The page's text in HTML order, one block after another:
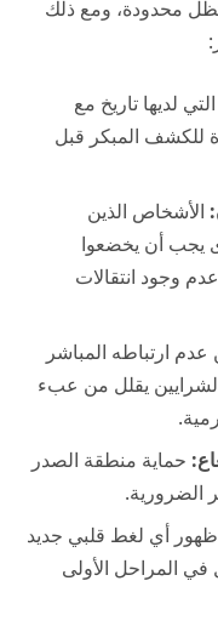
تظل محدودة، ومع ذلك
لديها تاريخ مع
للكشف المبكر قبل
الأشخاص الذين
يجب أن يخضعوا
وجود انتقالات
ارتباطه المباشر
يقلل من عبء
حماية منطقة الصدر
الضرورية.
أي لغط قلبي جديد
المراحل الأولى